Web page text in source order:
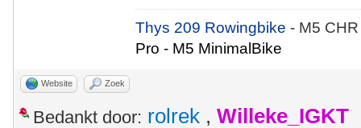
Thys 209 Rowingbike- M5
Pro - M5 MinimalBike
Website Zoek
Bedankt door: rolrek , Willeke_IGKT